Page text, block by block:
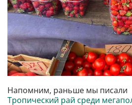
Напомним, раньше мы писали
Тропический рай среди